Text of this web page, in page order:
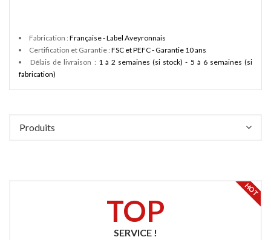
Fabrication : Française - Label Aveyronnais
Certification et Garantie : FSC et PEFC - Garantie 10 ans
Délais de livraison : 1 à 2 semaines (si stock) - 5 à 6 semaines (si
fabrication)
Produits
HOT
TOP
SERVICE !